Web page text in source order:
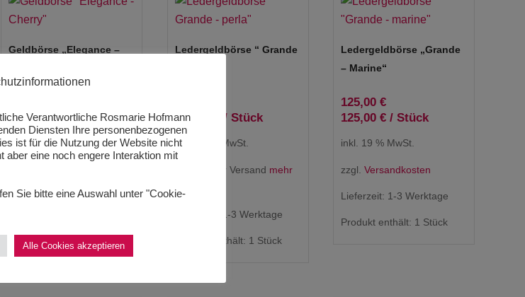
Geldbörse „Elegance –
119,00€/119 Stück
inkl. 19 % MwSt.
Lieferzeit: 1-3 Werktage
Ledergeldbörse “ Grande
125,00
/ Stück
inkl. 19 % MwSt.
kostenloser Versand mehr
Infos{(link}
1-3 Werktage
Produkt enthält: 1 Stück
Ledergeldbörse „Grande
– Marine“
125,00€
125,00€ /Stück
inkl. 19 % MwSt.
zzgl.Versandkosten
Lieferzeit: 1-3 Werktage
Produkt enthält: 1 Stück
Verantwortliche Rosmarie Hofmann
Diensten Ihre personenbezogenen
ist für die Nutzung der Website nicht
aber eine noch engere Interaktion mit
Sie bitte eine Auswahl unter "Cookie-
Alle Cookies akzeptieren